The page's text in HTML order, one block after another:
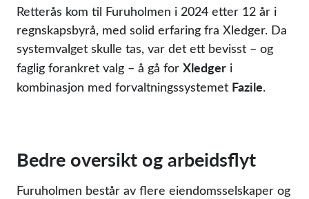
Retterås kom til Furuholmen i 2024 etter 12 år i
regnskapsbyrå, med solid erfaring fra Xledger. Da
systemvalget skulle tas, var det ett bevisst – og
faglig forankret valg – å gå for Xledger i
kombinasjon med forvaltningssystemet Fazile.
Bedre oversikt og arbeidsflyt
Furuholmen består av flere eiendomsselskaper og